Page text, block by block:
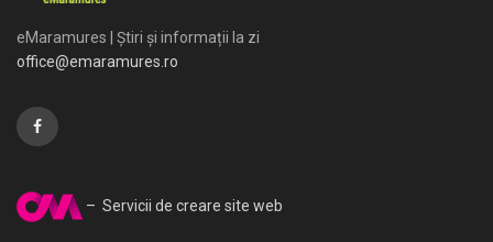
eMaramures | Știri și informații la zi
office@emaramures.ro
– Servicii de creare site web